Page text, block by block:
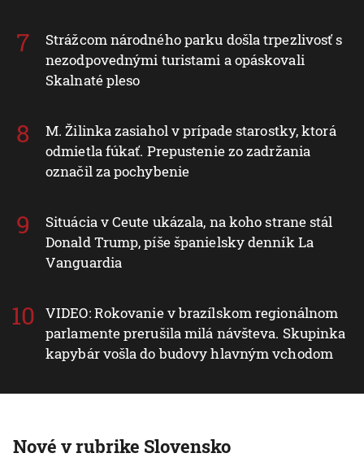
Strážcom národného parku došla trpezlivosť s
nezodpovednými turistami a opáskovali
Skalnaté pleso
M. Žilinka zasiahol v prípade starostky, ktorá
odmietla fúkať. Prepustenie zo zadržania
označil za pochybenie
Situácia v Ceute ukázala, na koho strane stál
Donald Trump, píše španielsky denník La
Vanguardia
VIDEO: Rokovanie v brazílskom regionálnom
parlamente prerušila milá návšteva. Skupinka
kapybár vošla do budovy hlavným vchodom
Nové v rubrike Slovensko